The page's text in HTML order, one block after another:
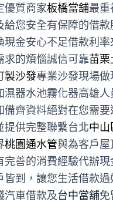
優質商家板橋當舖最重
給您安全有保障的借
現金安心不足借款利
求的煩惱誠信可靠苗栗
製沙發專業沙發現場
濕器水池霧化器高雄
齊資料絕對在您需要
提供完整聯繫台北中山
桃園通水管與為客戶
完善的消費經驗代辦
到，讓您生活借款
汽車借款及台中當舖免